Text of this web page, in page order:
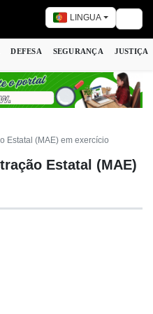
LINGUA
DEFESA SEGURANÇA JUSTIÇA
Estatal (MAE) em exercício
Estatal (MAE)